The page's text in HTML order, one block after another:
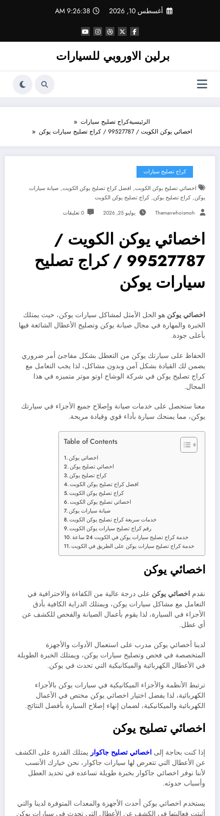
أغسطس 10, 2026 9:26:39 AM
برلين الاوروبي للسيارات
الرئيسيةكراج تصليح سيارات
اخصائي يوكن الكويت / 99527787 / كراج تصليح سيارات يوكن
كراج تصليح سيارات
اخصائي تصليح يوكن الكويت, افضل كراج تصليح يوكن الكويت, صيانة سيارات
يوكن,كراج تصليح يوكن,كراج تصليح يوكن الكويت
Themanwhoismoh يوليو 25, 2026 0 تعليقات
اخصائي يوكن الكويت /
99527787 / كراج تصليح
سيارات يوكن
اخصائي يوكن هو الحل الأمثل لمشاكل سيارات يوكن، حيث يمتلك
الخبرة والمهارة في مجال صيانة يوكن وتصليح الأعطال الشائعة فيها
بأعلى جودة.
الحفاظ على سيارتك يوكن من التعطل بشكل مفاجئ أمر ضروري
يضمن لك القيادة بشكل آمن وبدون مشاكل، لذا يجب التعامل مع
كراج تصليح يوكن في شركة الوشاح اوتو موتر متميزه في هذا
المجال.
معنا ستحصل على خدمات صيانة وإصلاح جميع الأجزاء في سيارتك
يوكن، مما يمنحك سيارة بأداء قوي وقيادة مريحة.
Table of Contents
اخصائي يوكن
اخصائي تصليح يوكن
كراج تصليح يوكن
افضل كراج تصليح يوكن الكويت
كراج تصليح يوكن الكويت
اخصائي تصليح يوكن الكويت
صيانة سيارات يوكن
خدمات سريعة كراج تصليح يوكن الكويت
رقم كراج تصليح سيارات يوكن الكويت
خدمة كراج تصليح سيارات يوكن في الكويت 24 ساعة
خدمة كراج تصليح سيارات يوكن على الطريق في الكويت
اخصائي يوكن
نقدم اخصائي يوكن على درجة عالية من الكفاءة والاحترافية في
التعامل مع مشاكل سيارات يوكن، ويمتلك الدراية الكافية بأدق
الأجزاء في السيارة، لذا يقوم بأعمال الصيانة والفحص للكشف عن
أي عطل.
لدينا أخصائي يوكن مدرب على استعمال الأدوات والأجهزة
المتخصصة في فحص وتصليح سيارات يوكن، ويمتلك الخبرة الطويلة
في الأعطال الكهربائية والميكانيكية التي تحدث في يوكن.
ترتبط الأنظمة والأجزاء الميكانيكية في سيارات يوكن بالأجزاء
الكهربائية، لذا يفضل اختيار اخصائي يوكن مختص في الأعمال
الكهربائية والميكانيكية، لضمان إنهاء إصلاح السيارة بأفضل النتائج.
اخصائي تصليح يوكن
إذا كنت بحاجة إلى اخصائي تصليح جاكوار يمتلك القدرة على الكشف
عن الأعطال التي تتعرض لها سيارات جاكوار، نحن خيارك الأنسب
لأننا نوفر اخصائي جاكوار بخبرة طويلة تساعده في تحديد العطل
وأسباب حدوثه.
يستخدم اخصائي يوكن أحدث الأجهزة والمعدات المتوفرة لدينا والتي
أثبتت فعاليتها في الكشف عن الأعطال التي تحدث في سيارات يوكن